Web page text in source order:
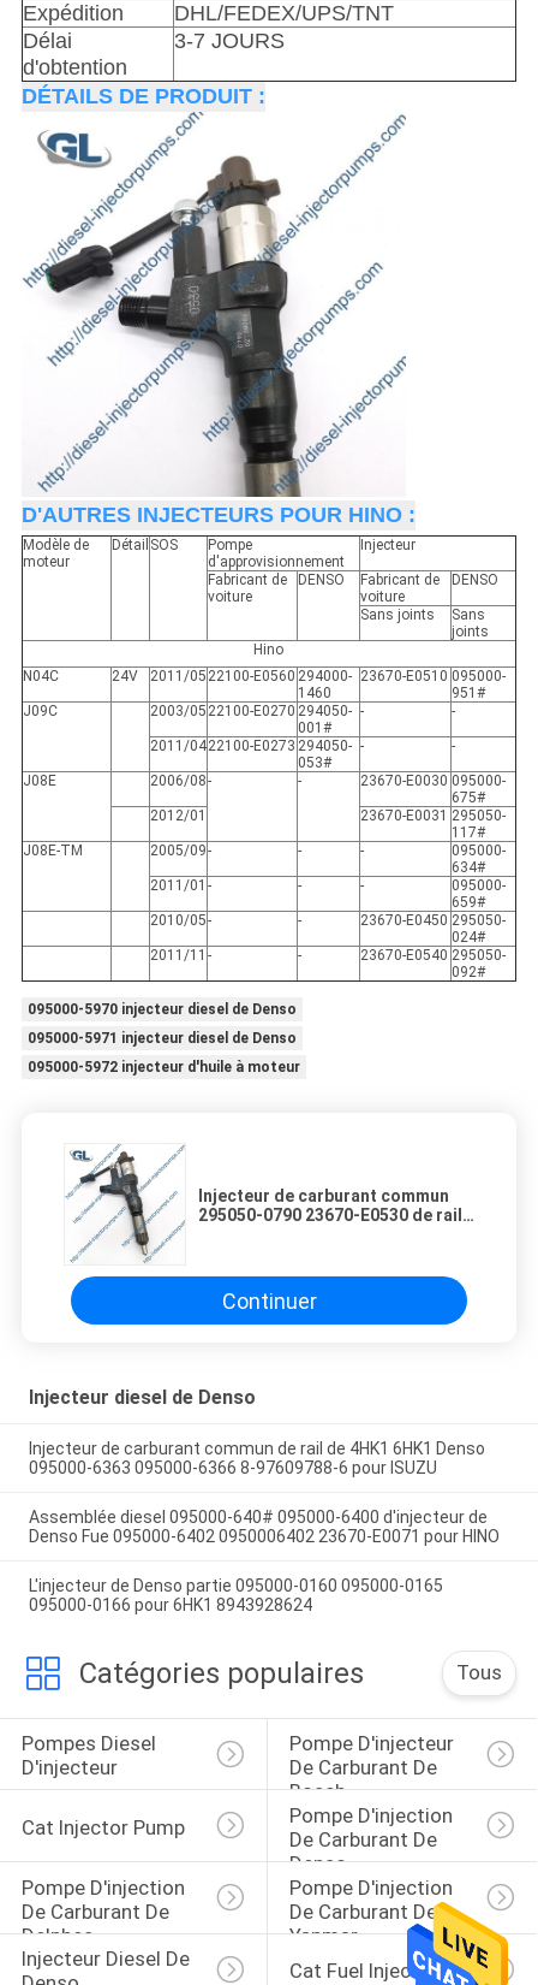
Expédition
DHL/FEDEX/UPS/TNT
Délai
d'obtention
3-7 JOURS
DÉTAILS DE PRODUIT :
D'AUTRES INJECTEURS POUR HINO :
Modèle de
moteur
Détail SOS
Pompe
d'approvisionnement
Injecteur
Fabricant de
voiture
DENSO
Fabricant de
voiture
DENSO
Sans joints
Sans
joints
Hino
N04C
24V 2011/05 22100-E0560 294000-
1460
23670-E0510 095000-
951#
J09C
2003/05 22100-E0270 294050-
001#
- -
2011/0422100-E0273 294050-
053#
- -
J08E 2006/08- - 23670-E0030 095000-
675#
2012/01
23670-E0031 295050-
117#
J08E-TM
2005/09- - -
095000-
634#
2011/01 - - -
095000-
659#
2010/05- - 23670-E0450 295050-
024#
2011/11 - - 23670-E0540 295050-
092#
095000-5970 injecteur diesel de Denso
095000-5971 injecteur diesel de Denso
095000-5972 injecteur d'huile à moteur
Injecteur de carburant commun
295050-0790 23670-E0530 de rail
Continuer
Injecteur diesel de Denso
Injecteur de carburant commun de rail de 4HK1 6HK1 Denso
095000-6363 095000-6366 8-97609788-6 pour ISUZU
Assemblée diesel 095000-640# 095000-6400 d'injecteur de
Denso Fue 095000-6402 0950006402 23670-E0071 pour HINO
L'injecteur de Denso partie 095000-0160 095000-0165
095000-0166 pour 6HK1 8943928624
Catégories populaires Tous
Pompes Diesel
D'injecteur
Pompe D'injecteur
De Carburant De
Bosch
Cat Injector Pump
Pompe D'injection
De Carburant De
Denso
Pompe D'injection
De Carburant De
Delphes
Pompe D'injection
De Carburant De
Yanmar
Injecteur Diesel De
Cat Fuel Injector